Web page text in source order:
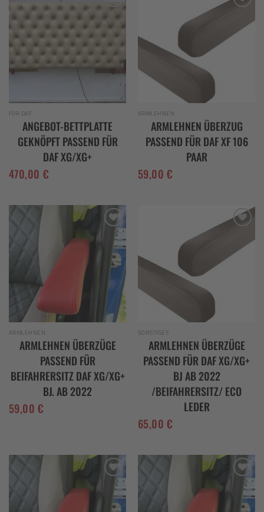
Add to
wishlist
FÜR DAF
ANGEBOT-BETTPLATTE
GEKNÖPFT PASSEND FÜR
DAF XG/XG+
470,00 €
wishlist
ARMLEHNEN
ARMLEHNEN ÜBERZUG
PASSEND FÜR DAF XF 106
PAAR
59,00€
Add to
wishlist
ARMLEHNEN
ARMLEHNEN ÜBERZÜGE
PASSEND FÜR
BEIFAHRERSITZ DAF XG/XG+
BJ. AB 2022
59,00€
wishlist
SONSTIGES
ARMLEHNEN ÜBERZÜGE
PASSEND FÜR DAF XG/XG+
BJ AB 2022
/BEIFAHRERSITZ/ ECO
LEDER
65,00€
Add to
wishlist
Add to
wishlist